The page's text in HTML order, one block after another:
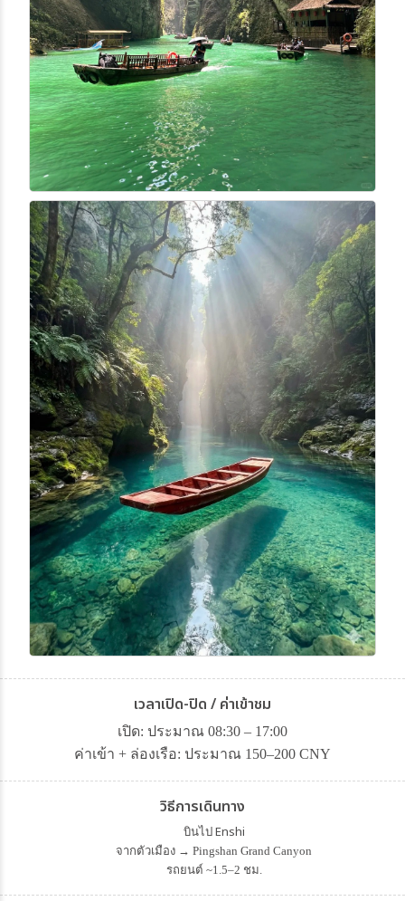
เวลาเปิด-ปิด / ค่าเข้าชม
เปิด: ประมาณ 08:30 – 17:00
ค่าเข้า + ล่องเรือ: ประมาณ 150–200 CNY
วิธีการเดินทาง
บินไป Enshi
จากตัวเมือง → Pingshan Grand Canyon
รถยนต์ ~1.5–2 ชม.